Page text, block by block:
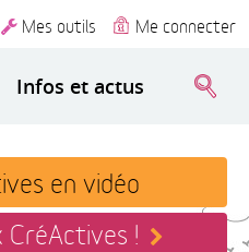
Mes outils Me connecter
Infos et actus
en vidéo
CréActives !